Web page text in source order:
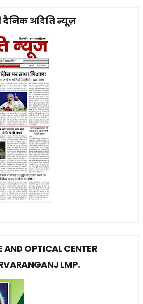
दैनिक अदिति न्यूज़
AND OPTICAL CENTER
LMP.